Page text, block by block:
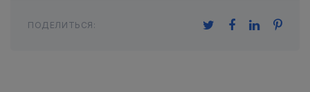
ПОДЕЛИТЬСЯ: